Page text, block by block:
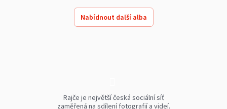
Nabídnout další alba
Rajče je největší česká sociální síť
zaměřená na sdílení fotografií a videí.